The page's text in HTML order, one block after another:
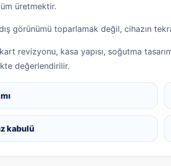
üretmektir.
görünümü toparlamak değil, cihazın
revizyonu, kasa yapısı, soğutma
değerlendirilir.
kabulü